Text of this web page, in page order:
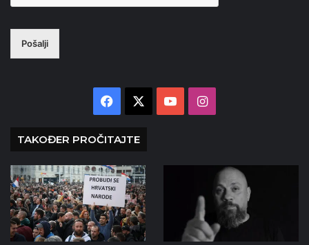
Pošalji
Facebook YouTubeInstagram
TAKOĐER PROČITAJTE